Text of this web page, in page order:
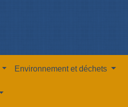
Environnement et déchets